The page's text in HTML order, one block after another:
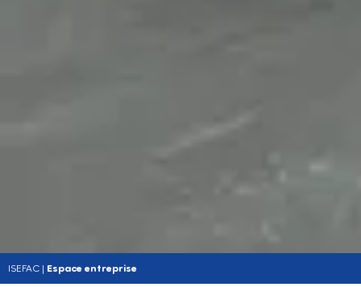
ISEFAC | Espace entreprise